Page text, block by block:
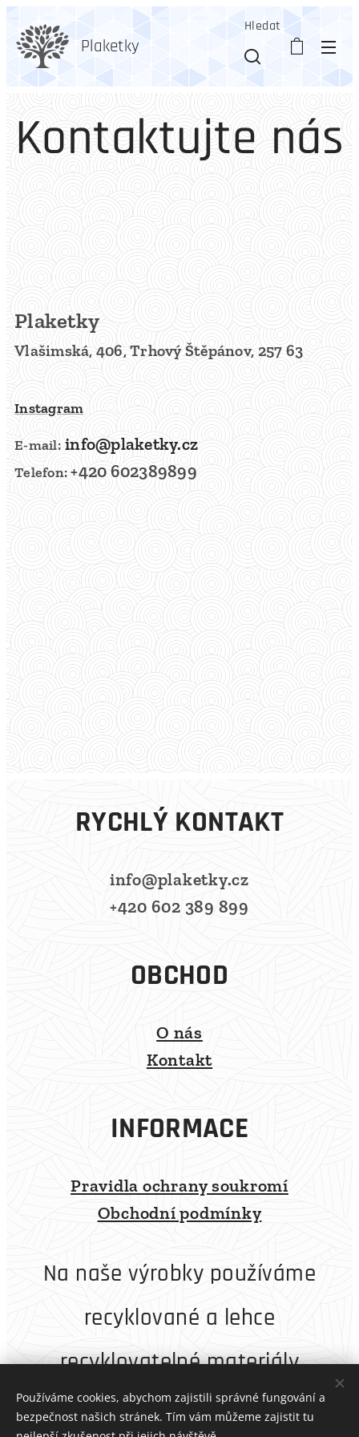
Plaketky
Hledat
Kontaktujte nás
Plaketky
Vlašimská, 406, Trhový Štěpánov, 257 63
Instagram
E-mail: info@plaketky.cz
Telefon:+420 602389899
RYCHLÝ KONTAKT
info@plaketky.cz
+420 602 389 899
OBCHOD
O nás
Kontakt
INFORMACE
Pravidla ochrany soukromí
Obchodní podmínky
Na naše výrobky používáme
recyklované a lehce
recyklovatelné materiály
Používáme cookies, abychom zajistili správné fungování a
bezpečnost našich stránek. Tím vám můžeme zajistit tu